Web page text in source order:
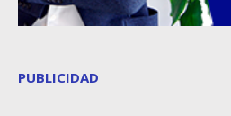
PUBLICIDAD